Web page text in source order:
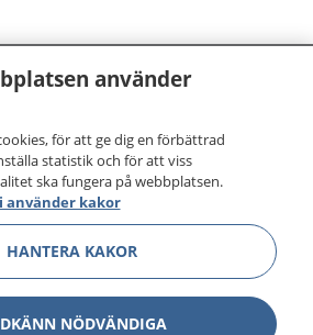
använder
för att ge dig en förbättrad
statistik och för att viss
ska fungera på webbplatsen.
använder kakor
HANTERA KAKOR
NÖDVÄNDIGA